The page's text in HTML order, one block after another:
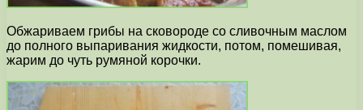
Обжариваем грибы на сковороде со сливочным маслом
до полного выпаривания жидкости, потом, помешивая,
жарим до чуть румяной корочки.